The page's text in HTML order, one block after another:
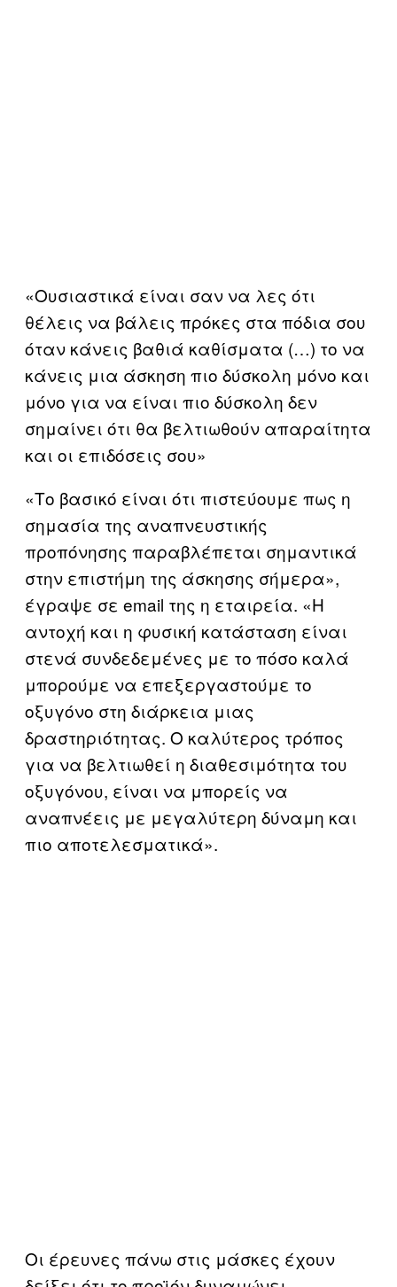
«Ουσιαστικά είναι σαν να λες ότι
θέλεις να βάλεις πρόκες στα πόδια σου
όταν κάνεις βαθιά καθίσματα (…) το να
κάνεις μια άσκηση πιο δύσκολη μόνο και
μόνο για να είναι πιο δύσκολη δεν
σημαίνει ότι θα βελτιωθούν απαραίτητα
και οι επιδόσεις σου»
«Το βασικό είναι ότι πιστεύουμε πως η
σημασία της αναπνευστικής
προπόνησης παραβλέπεται σημαντικά
στην επιστήμη της άσκησης σήμερα»,
έγραψε σε email της η εταιρεία. «Η
αντοχή και η φυσική κατάσταση είναι
στενά συνδεδεμένες με το πόσο καλά
μπορούμε να επεξεργαστούμε το
οξυγόνο στη διάρκεια μιας
δραστηριότητας. Ο καλύτερος τρόπος
για να βελτιωθεί η διαθεσιμότητα του
οξυγόνου, είναι να μπορείς να
αναπνέεις με μεγαλύτερη δύναμη και
πιο αποτελεσματικά».
Οι έρευνες πάνω στις μάσκες έχουν